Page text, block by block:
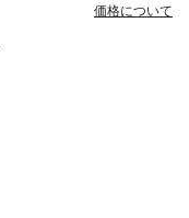
価格について